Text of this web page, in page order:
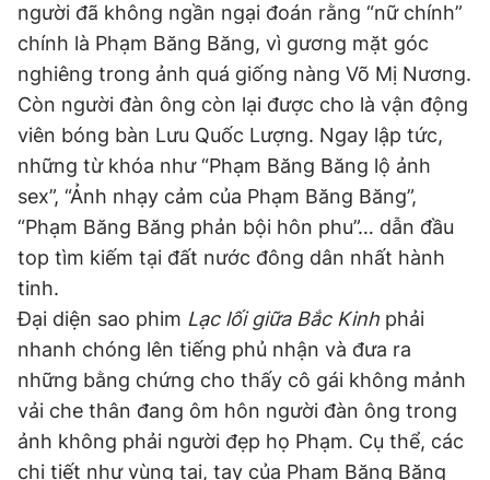
Theo dõi báo trên
Hotline
0906 645 777
Liên hệ quảng cáo
0908 780 404
Đặt báo Quảng cáo RSS Tòa soạn Chính sách bảo
Tổng biên tập: Nguyễn Ngọc Toàn
Phó tổng biên tập: Lâm Hiếu Dũng
Phó tổng biên tập: Trần Việt Hưng
Tổng thư ký tòa soạn: Đức Trung
Giấy phép xuất bản số 110/GP - BTTTT cấp ngày 24.3.2020
© 2003-2026 Bản quyền thuộc về Báo Thanh Niên. Cấm sao
chép dưới mọi hình thức nếu không có sự chấp thuận bằng văn
bản. Phát triển bởi ePi Technologies, JSC.
người đã không ngần ngại đoán rằng “nữ chính”
chính là Phạm Băng Băng, vì gương mặt góc
nghiêng trong ảnh quá giống nàng Võ Mị Nương.
Còn người đàn ông còn lại được cho là vận động
viên bóng bàn Lưu Quốc Lượng. Ngay lập tức,
những từ khóa như “Phạm Băng Băng lộ ảnh
sex”, “Ảnh nhạy cảm của Phạm Băng Băng”,
“Phạm Băng Băng phản bội hôn phu”… dẫn đầu
top tìm kiếm tại đất nước đông dân nhất hành
tinh.
Đại diện sao phim Lạc lối giữa Bắc Kinh phải
nhanh chóng lên tiếng phủ nhận và đưa ra
những bằng chứng cho thấy cô gái không mảnh
vải che thân đang ôm hôn người đàn ông trong
ảnh không phải người đẹp họ Phạm. Cụ thể, các
chi tiết như vùng tai, tay của Phạm Băng Băng